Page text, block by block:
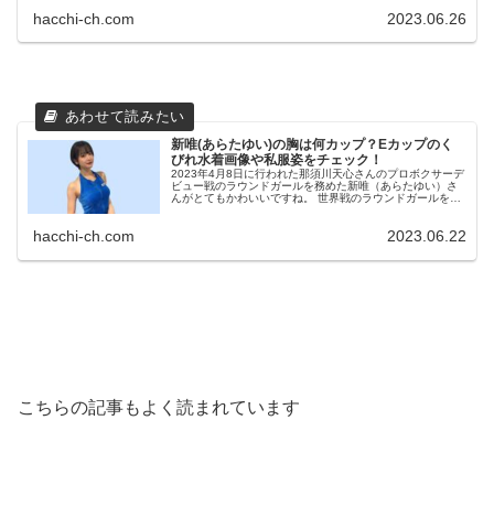
hacchi-ch.com 2023.06.26
新唯(あらたゆい)の胸は何カップ？Eカップのく
びれ水着画像や私服姿をチェック！
2023年4月8日に行われた那須川天心さんのプロボクサーデ
ビュー戦のラウンドガールを務めた新唯（あらたゆい）さ
んがとてもかわいいですね。 世界戦のラウンドガールをす
hacchi-ch.com 2023.06.22
こちらの記事もよく読まれています